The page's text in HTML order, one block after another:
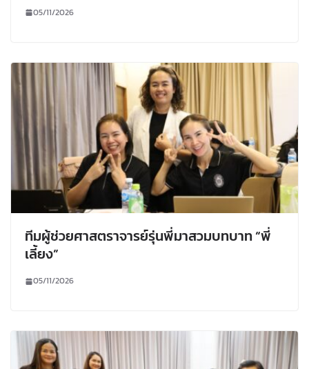
05/11/2026
ทีมผู้ช่วยศาสตราจารย์รุ่นพี่มาสวมบทบาท “พี่
เลี้ยง”
05/11/2026